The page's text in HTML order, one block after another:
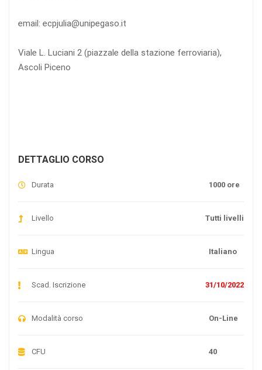
email: ecpjulia@unipegaso.it
Viale L. Luciani 2 (piazzale della stazione ferroviaria),
Ascoli Piceno
DETTAGLIO CORSO
Durata 1000 ore
Livello Tutti livelli
Lingua Italiano
Scad. Iscrizione 31/10/2022
Modalità corso On-Line
CFU 40